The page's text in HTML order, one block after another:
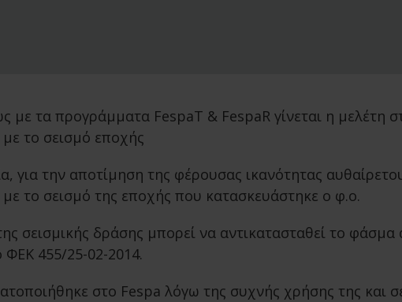
με τα προγράμματα FespaT & FespaR γίνεται η μελέτη
το σεισμό εποχής
για την αποτίμηση της φέρουσας ικανότητας
το σεισμό της εποχής που κατασκευάστηκε ο φ.ο.
σεισμικής δράσης μπορεί να αντικατασταθεί το
ΦΕΚ 455/25-02-2014.
στο Fespa λόγω της συχνής χρήσης της και